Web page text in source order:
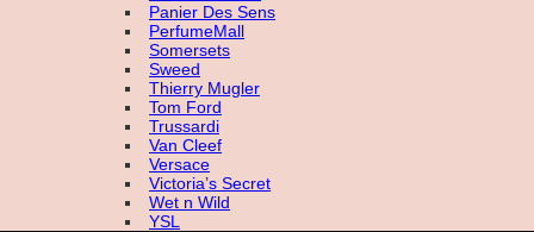
Panier Des Sens
PerfumeMall
Somersets
Sweed
Thierry Mugler
Tom Ford
Trussardi
Van Cleef
Versace
Victoria’s Secret
Wet n Wild
YSL